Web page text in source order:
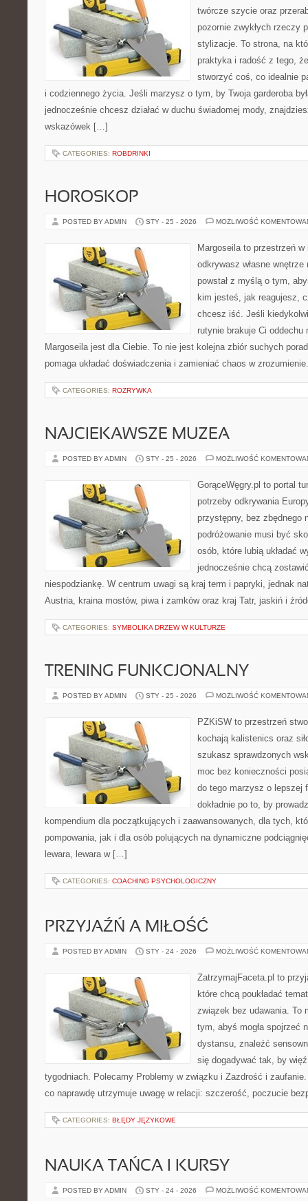
twórcze szycie oraz
pozornie zwykłych rzeczy
stylizacje. To strona, na
praktyka i radość z tego,
stworzyć coś, co idealnie
i codziennego życia. Jeśli marzysz o tym, by Twoja garderoba
jednocześnie chcesz działać w duchu świadomej mody,
wskazówek […]
CATEGORIES: ROBDRINKI
HOROSKOP
POSTED BY ADMIN STY - 25 - 2026 MOŻLIWOŚĆ
Margoseila to przestrzeń
odkrywasz własne
powstał z myślą o tym,
kim jesteś, jak reagujesz,
chcesz iść. Jeśli
rutynie brakuje Ci oddechu
Margoseila jest dla Ciebie. To nie jest kolejna zbiór suchych
pomaga układać doświadczenia i zamieniać chaos w
CATEGORIES: ROZRYWKA
NAJCIEKAWSZE MUZEA
POSTED BY ADMIN STY - 25 - 2026 MOŻLIWOŚĆ
GorąceWęgry.pl to portal
potrzeby odkrywania
przystępny, bez zbędnego
podróżowanie musi być
osób, które lubią układać
jednocześnie chcą
niespodziankę. W centrum uwagi są kraj term i papryki, jednak
Austria, kraina mostów, piwa i zamków oraz kraj Tatr, jaskiń i
CATEGORIES: SYMBOLIKA DRZEW W KULTURZE
TRENING FUNKCJONALNY
POSTED BY ADMIN STY - 25 - 2026 MOŻLIWOŚĆ
PZKiSW to przestrzeń
kochają kalistenics oraz
szukasz sprawdzonych
moc bez konieczności
do tego marzysz o lepszej
dokładnie po to, by
kompendium dla początkujących i zaawansowanych, dla tych,
pompowania, jak i dla osób polujących na dynamiczne
lewara, lewara w […]
CATEGORIES: COACHING PSYCHOLOGICZNY
PRZYJAŹŃ A MIŁOŚĆ
POSTED BY ADMIN STY - 24 - 2026 MOŻLIWOŚĆ
ZatrzymajFaceta.pl to
które chcą poukładać
związek bez udawania. To
tym, abyś mogła spojrzeć
dystansu, znaleźć
się dogadywać tak, by
tygodniach. Polecamy Problemy w związku i Zazdrość i
co naprawdę utrzymuje uwagę w relacji: szczerość, poczucie
CATEGORIES: BŁĘDY JĘZYKOWE
NAUKA TAŃCA I KURSY
POSTED BY ADMIN STY - 24 - 2026 MOŻLIWOŚĆ